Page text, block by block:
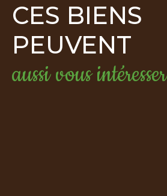
CES BIENS
PEUVENT
aussi vous intéresser